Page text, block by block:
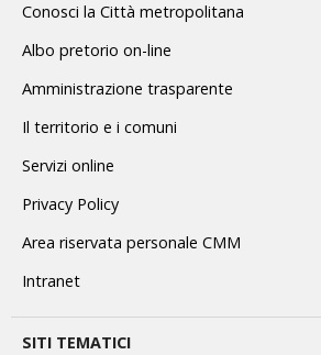
Conosci la Città metropolitana
Albo pretorio on-line
Amministrazione trasparente
Il territorio e i comuni
Servizi online
Privacy Policy
Area riservata personale CMM
Intranet
SITI TEMATICI